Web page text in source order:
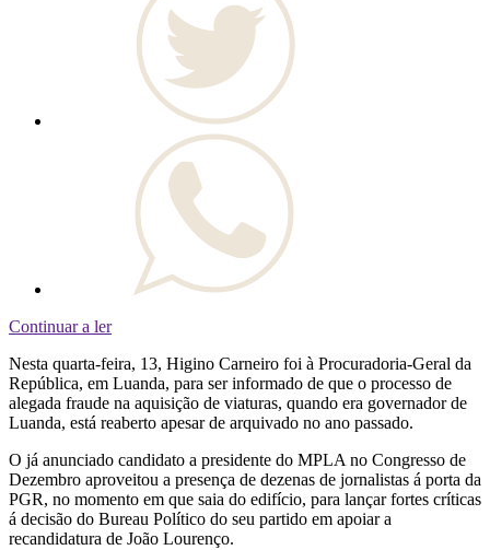
Continuar a ler
Nesta quarta-feira, 13, Higino Carneiro foi à Procuradoria-Geral da
República, em Luanda, para ser informado de que o processo de
alegada fraude na aquisição de viaturas, quando era governador de
Luanda, está reaberto apesar de arquivado no ano passado.
O já anunciado candidato a presidente do MPLA no Congresso de
Dezembro aproveitou a presença de dezenas de jornalistas á porta da
PGR, no momento em que saia do edifício, para lançar fortes críticas
á decisão do Bureau Político do seu partido em apoiar a
recandidatura de João Lourenço.